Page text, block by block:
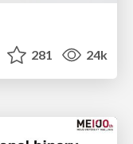
281 24k